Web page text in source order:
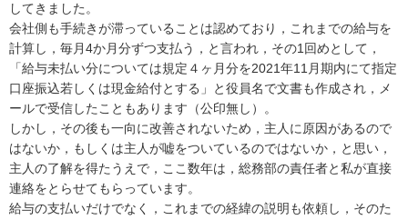
してきました。
会社側も手続きが滞っていることは認めており，これまでの給与を
計算し，毎月4か月分ずつ支払う，と言われ，その1回めとして，
「給与未払い分については規定４ヶ月分を2021年11月期内にて指定
口座振込若しくは現金給付とする」と役員名で文書も作成され，メ
ールで受信したこともあります（公印無し）。
しかし，その後も一向に改善されないため，主人に原因があるので
はないか，もしくは主人が嘘をついているのではないか，と思い，
主人の了解を得たうえで，ここ数年は，総務部の責任者と私が直接
連絡をとらせてもらっています。
給与の支払いだけでなく，これまでの経緯の説明も依頼し，そのた